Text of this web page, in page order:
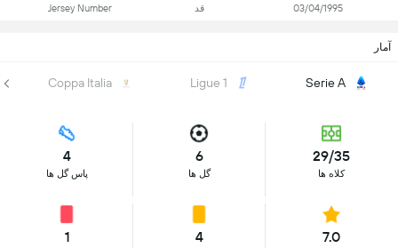
03/04/1995 قد Jersey Number
آمار
Serie A
Ligue 1
Coppa Italia
29/35
کلاه ها
6
گل ها
4
پاس گل ها
7.0
4
1